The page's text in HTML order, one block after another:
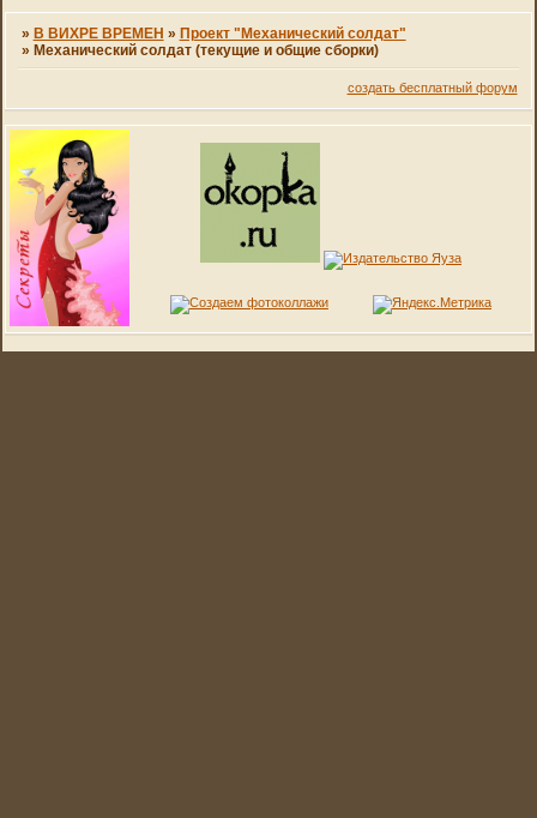
» В ВИХРЕ ВРЕМЕН » Проект "Механический солдат"
» Механический солдат (текущие и общие сборки)
создать бесплатный форум